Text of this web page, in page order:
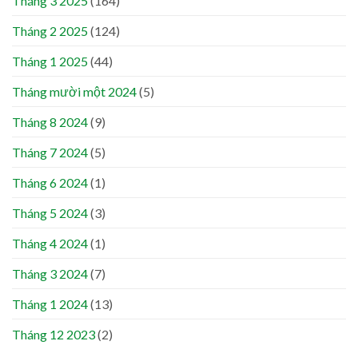
Tháng 2 2025(124)
Tháng 1 2025(44)
Tháng mười một 2024(5)
Tháng 8 2024(9)
Tháng 7 2024(5)
Tháng 6 2024(1)
Tháng 5 2024(3)
Tháng 4 2024(1)
Tháng 3 2024(7)
Tháng 1 2024(13)
Tháng 12 2023(2)